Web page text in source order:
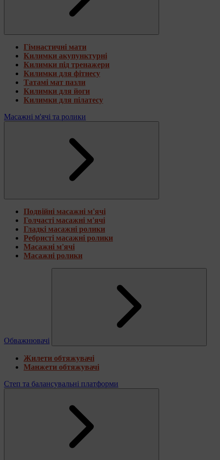
Гімнастичні мати
Килимки акупунктурні
Килимки під тренажери
Килимки для фітнесу
Татамі мат пазли
Килимки для йоги
Килимки для пілатесу
Масажні м'ячі та ролики
Подвійні масажні м'ячі
Голчасті масажні м'ячі
Гладкі масажні ролики
Ребристі масажні ролики
Масажні м'ячі
Масажні ролики
Обважнювачі
Жилети обтяжувачі
Манжети обтяжувачі
Степ та балансувальні платформи